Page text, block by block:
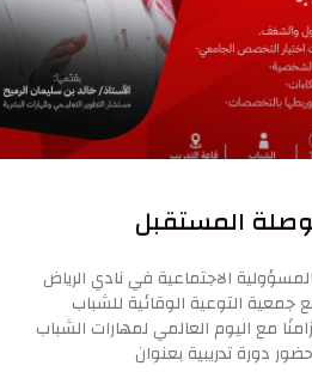
المستقبل
الاجتماعية في نادي الرياض
جمعية التوعية الوقائية للشباب
مع اليوم العالمي لمهارات الشباب
دورة تدريبية بعنوان